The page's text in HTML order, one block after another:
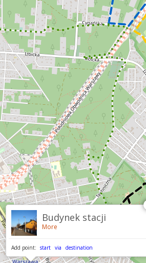
Budynek stacji
More
Add point: start via destination